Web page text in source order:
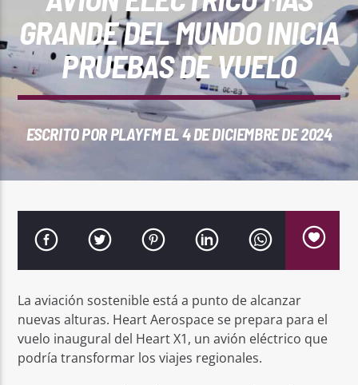
REPRODUCTOR WEB
0:00
GRANDE DEL MUNDO INICIA
PRUEBAS DE VUELO
ESCRITO PORPLAYFMEL 4 DE DICIEMBRE DE 2024
La aviación sostenible está a punto de alcanzar
nuevas alturas. Heart Aerospace se prepara para el
vuelo inaugural del Heart X1, un avión eléctrico que
podría transformar los viajes regionales.